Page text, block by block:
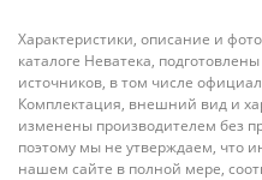
Характеристики, описание и
каталоге Неватека,
источников, в том числе
Комплектация, внешний вид и
изменены производителем без
поэтому мы не утверждаем, что
нашем сайте в полной мере,